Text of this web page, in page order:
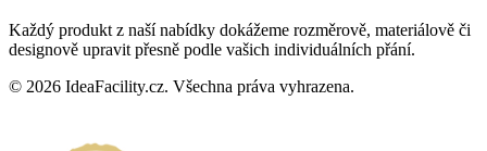
Každý produkt z naší nabídky dokážeme rozměrově, materiálově či
designově upravit přesně podle vašich individuálních přání.
© 2026 IdeaFacility.cz. Všechna práva vyhrazena.